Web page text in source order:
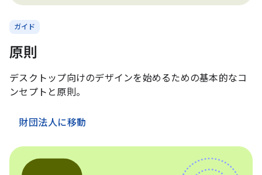
ガイド
原則
デスクトップ向けのデザインを始めるための基本的なコ
ンセプトと原則。
財団法人に移動